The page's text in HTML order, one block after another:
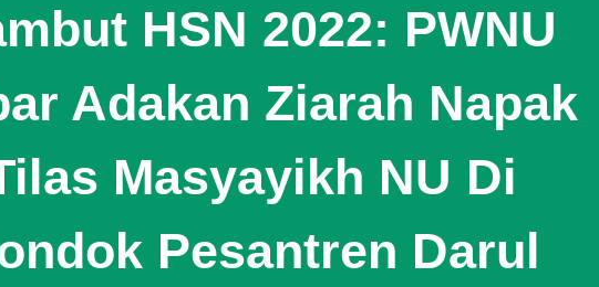
HSN 2022: PWNU
Adakan Ziarah Napak
Masyayikh NU Di
Pesantren Darul